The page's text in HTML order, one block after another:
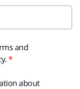
and
about